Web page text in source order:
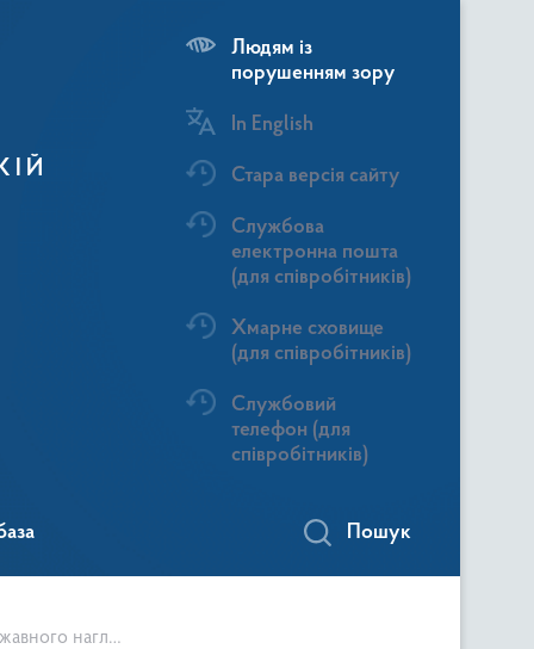
Людям із
порушенням зору
In English
Стара версія сайту
Службова
електронна пошта
(для співробітників)
Хмарне сховище
(для співробітників)
Службовий
телефон (для
співробітників)
Пошук
за дотриманням вимог щодо безпечності та якості питної води